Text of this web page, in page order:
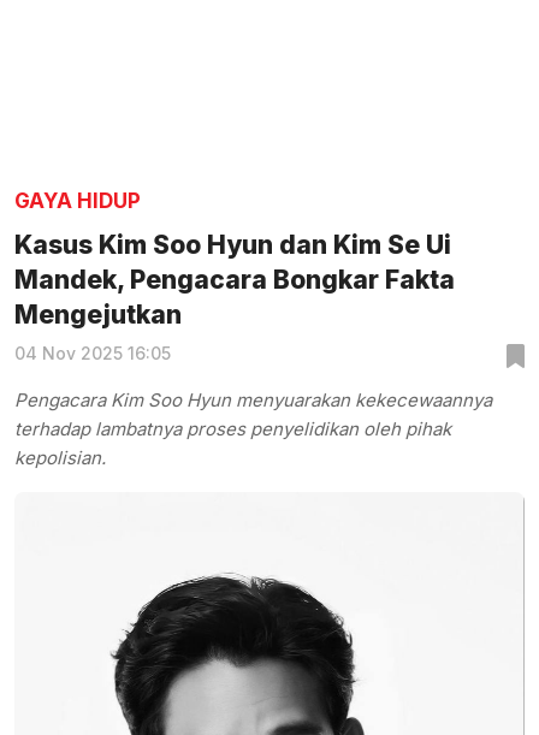
GAYA HIDUP
Kasus Kim Soo Hyun dan Kim Se Ui
Mandek, Pengacara Bongkar Fakta
Mengejutkan
04 Nov 2025 16:05
Pengacara Kim Soo Hyun menyuarakan kekecewaannya
terhadap lambatnya proses penyelidikan oleh pihak
kepolisian.